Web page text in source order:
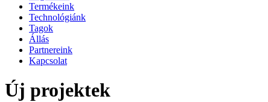
Termékeink
Technológiánk
Tagok
Állás
Partnereink
Kapcsolat
Új projektek